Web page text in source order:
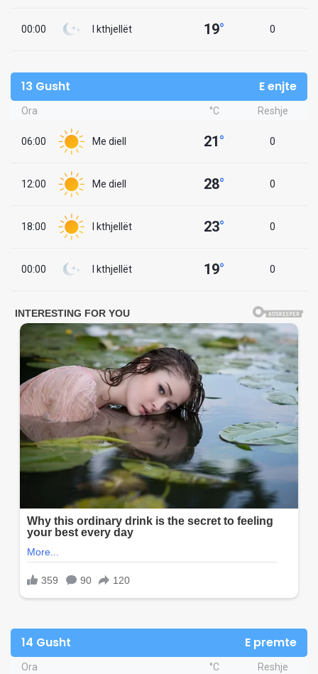
00:00 I kthjellët 19° 0
13 Gusht E enjte
Ora °C Reshje
06:00 Me diell 21° 0
12:00 Me diell 28° 0
18:00 I kthjellët 23° 0
00:00 I kthjellët 19° 0
14 Gusht E premte
Ora °C Reshje